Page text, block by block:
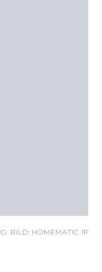
BILD: HOMEMATIC IP